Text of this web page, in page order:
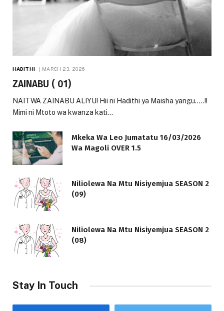
HADITHI MARCH 23, 2026
ZAINABU ( 01)
NAITWA ZAINABU ALIYU! Hii ni Hadithi ya Maisha yangu…..!!
Mimi ni Mtoto wa kwanza kati…
Mkeka Wa Leo Jumatatu 16/03/2026
Wa Magoli OVER 1.5
Niliolewa Na Mtu Nisiyemjua SEASON 2
(09)
Niliolewa Na Mtu Nisiyemjua SEASON 2
(08)
Stay In Touch